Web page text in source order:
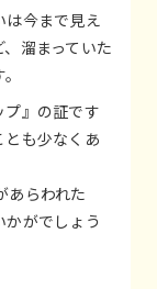
は今まで見え
溜まっていた
』の証です
も少なくあ
あらわれた
がでしょう